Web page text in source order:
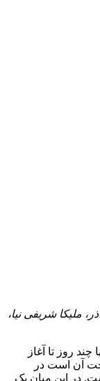
ملیکا شریفی نیا،
روز تا آغاز
آن است در
در این میان یک